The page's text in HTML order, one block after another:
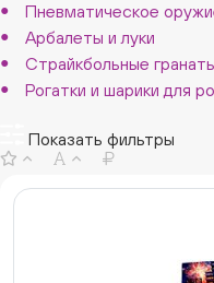
Пневматическое
Арбалеты и луки
Страйкбольные
Рогатки и шарики для
Показать фильтры